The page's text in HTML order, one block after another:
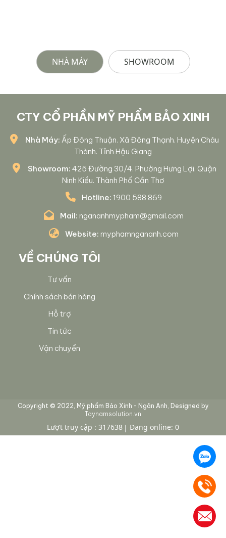
NHÀ MÁY SHOWROOM
CTY CỔ PHẦN MỸ PHẨM BẢO XINH
Nhà Máy: Ấp Đông Thuận. Xã Đông Thạnh. Huyện Châu
Thành. Tỉnh Hậu Giang
Showroom: 425 Đường 30/4. Phường Hưng Lợi. Quận
Ninh Kiều. Thành Phố Cần Thơ
Hotline: 1900 588 869
Mail: ngananhmypham@gmail.com
Website: myphamngananh.com
VỀ CHÚNG TÔI
Tư vấn
Chính sách bán hàng
Hỗ trợ
Tin tức
Vận chuyển
Copyright © 2022, Mỹ phẩm Bảo Xinh - Ngân Anh, Designed by
Taynamsolution.vn
Lượt truy cập : 317638 Đang online: 0